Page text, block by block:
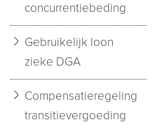
concurrentiebeding
Gebruikelijk loon
zieke DGA
Compensatieregeling
transitievergoeding